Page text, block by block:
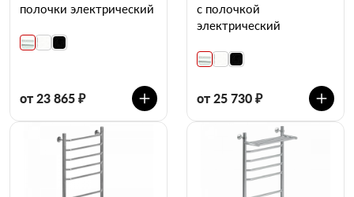
полочки электрический
от 23 865 ₽
с полочкой
электрический
от 25 730 ₽